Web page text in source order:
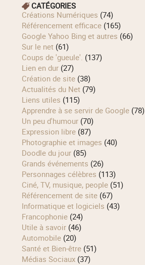
CATÉGORIES
Créations Numériques (74)
Référencement efficace(165)
Google Yahoo Bing et autres (66)
Sur le net(61)
Coups de 'gueule'. (137)
Lien en dur(27)
Création de site(38)
Actualités du Net(79)
Liens utiles (115)
Apprendre à se servir de Google(78)
Un peu d'humour(70)
Expression libre(87)
Photographie et images (40)
Doodle du jour(85)
Grands événements (26)
Personnages célèbres (113)
Ciné, TV, musique, people(51)
Référencement de site(67)
Informatique et logiciels (43)
Francophonie(24)
Utile à savoir(46)
Automobile(20)
Santé et Bien-être(51)
Médias Sociaux(37)